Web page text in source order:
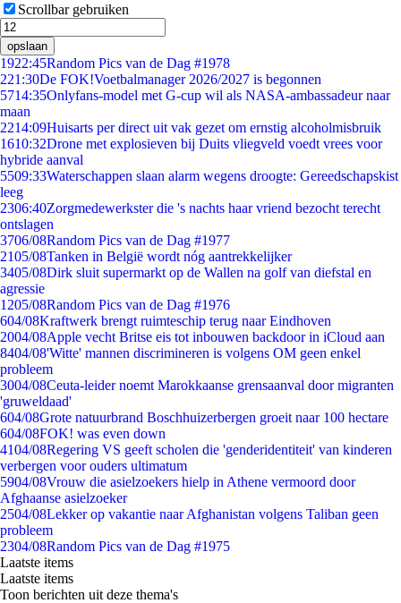
Scrollbar gebruiken
opslaan
1922:45Random Pics van de Dag #1978
221:30De FOK!Voetbalmanager 2026/2027 is begonnen
5714:35Onlyfans-model met G-cup wil als NASA-ambassadeur naar
maan
2214:09Huisarts per direct uit vak gezet om ernstig alcoholmisbruik
1610:32Drone met explosieven bij Duits vliegveld voedt vrees voor
hybride aanval
5509:33Waterschappen slaan alarm wegens droogte: Gereedschapskist
leeg
2306:40Zorgmedewerkster die 's nachts haar vriend bezocht terecht
ontslagen
3706/08Random Pics van de Dag #1977
2105/08Tanken in België wordt nóg aantrekkelijker
3405/08Dirk sluit supermarkt op de Wallen na golf van diefstal en
agressie
1205/08Random Pics van de Dag #1976
604/08Kraftwerk brengt ruimteschip terug naar Eindhoven
2004/08Apple vecht Britse eis tot inbouwen backdoor in iCloud aan
8404/08'Witte' mannen discrimineren is volgens OM geen enkel
probleem
3004/08Ceuta-leider noemt Marokkaanse grensaanval door migranten
'gruweldaad'
604/08Grote natuurbrand Boschhuizerbergen groeit naar 100 hectare
604/08FOK! was even down
4104/08Regering VS geeft scholen die 'genderidentiteit' van kinderen
verbergen voor ouders ultimatum
5904/08Vrouw die asielzoekers hielp in Athene vermoord door
Afghaanse asielzoeker
2504/08Lekker op vakantie naar Afghanistan volgens Taliban geen
probleem
2304/08Random Pics van de Dag #1975
Laatste items
Laatste items
Toon berichten uit deze thema's